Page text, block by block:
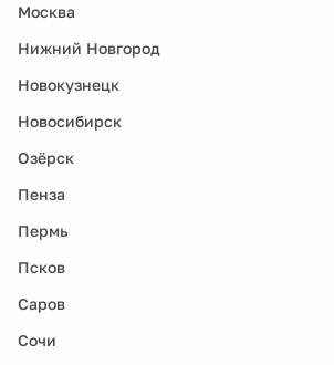
Москва
Нижний Новгород
Новокузнецк
Новосибирск
Озёрск
Пенза
Пермь
Псков
Саров
Сочи